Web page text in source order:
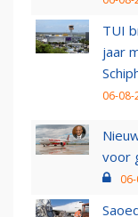
TUI
jaar
06-08-
voor